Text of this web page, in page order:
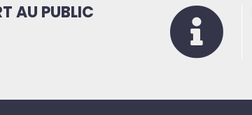
AU PUBLIC 